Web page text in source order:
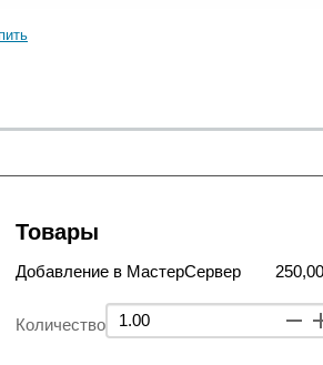
Товары
Добавление в МастерСервер
Количество